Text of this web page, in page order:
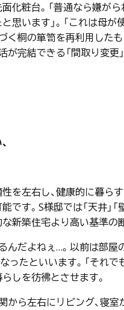
化粧台。「普通なら嫌が
思います」。「これは母
く桐の箪笥を再利用した
が完結できる「間取り変
を左右し、健康的に暮ら
す。S様邸では「天井」「
新築住宅より高い基準の
んだよねぇ…。以前は部屋
ったといいます。「それ
しを彷彿とさせます。
から左右にリビング、寝